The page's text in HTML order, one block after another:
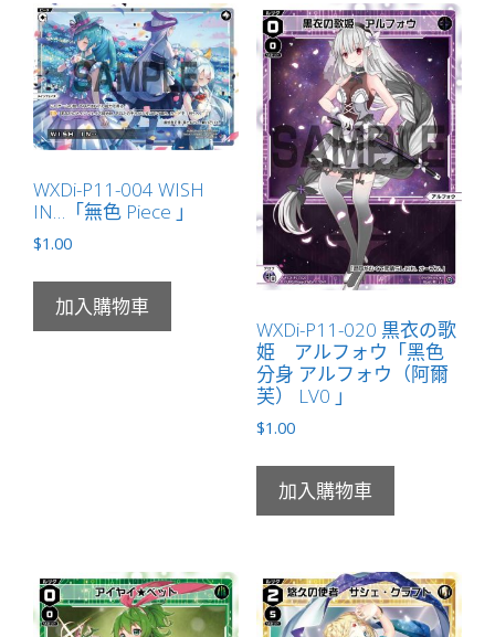
LV3
無
LB」
數
量
WXDi-P11-004 WISH
IN…「無色 Piece 」
$1.00
加入購物車
WXDi-P11-020 黒衣の歌
姫 アルフォウ「黑色
分身 アルフォウ（阿爾
芙） LV0 」
$1.00
加入購物車